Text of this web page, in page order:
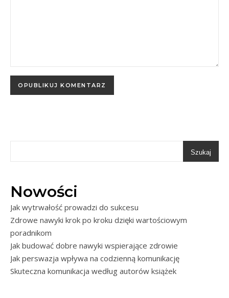
Szukaj
Nowości
Jak wytrwałość prowadzi do sukcesu
Zdrowe nawyki krok po kroku dzięki wartościowym
poradnikom
Jak budować dobre nawyki wspierające zdrowie
Jak perswazja wpływa na codzienną komunikację
Skuteczna komunikacja według autorów książek